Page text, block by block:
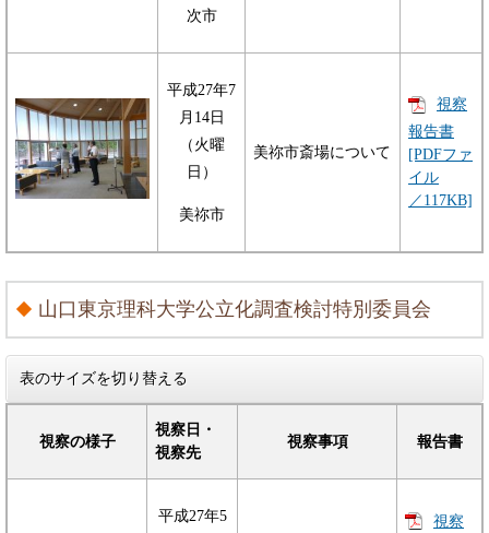
次市
平成27年7
月14日
（火曜
日）
美祢市
美祢市斎場について
視察
報告書
[PDFファ
イル
／117KB]
山口東京理科大学公立化調査検討特別委員会
表のサイズを切り替える
視察の様子
視察日・
視察先
視察事項 報告書
平成27年5
視察